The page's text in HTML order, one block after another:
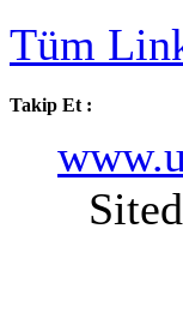
Tüm
Takip Et :